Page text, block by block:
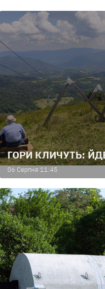
ГОРИ КЛИЧУТЬ:
06 Серпня 11:45